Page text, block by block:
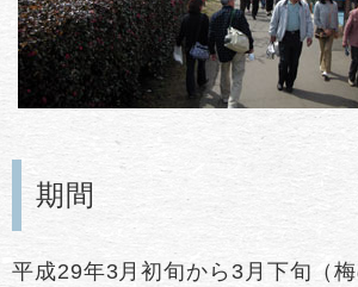
期間
平成29年3月初旬から3月下旬（